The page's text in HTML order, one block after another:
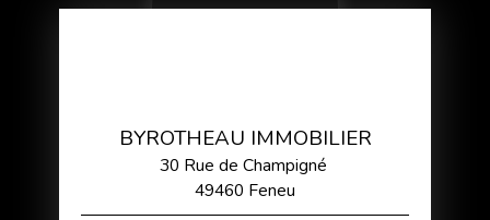
BYROTHEAU IMMOBILIER
30 Rue de Champigné
49460 Feneu